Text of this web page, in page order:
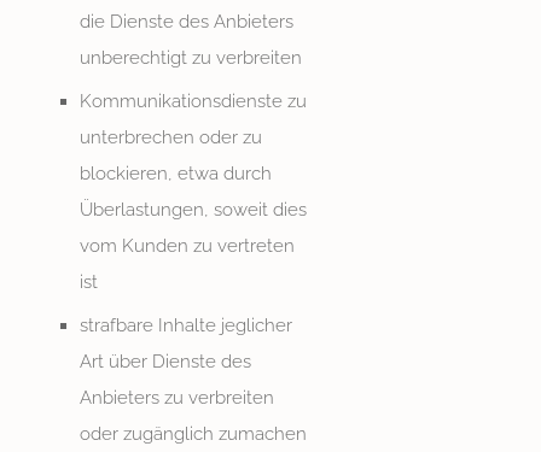
die Dienste des Anbieters
unberechtigt zu verbreiten
Kommunikationsdienste zu
unterbrechen oder zu
blockieren, etwa durch
Überlastungen, soweit dies
vom Kunden zu vertreten
ist
strafbare Inhalte jeglicher
Art über Dienste des
Anbieters zu verbreiten
oder zugänglich zumachen